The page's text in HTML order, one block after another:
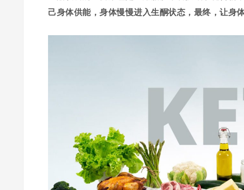
己身体供能， 身体慢慢进入生酮状态，最终，让身